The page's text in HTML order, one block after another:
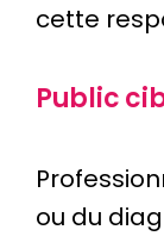
cette
Public
ou du